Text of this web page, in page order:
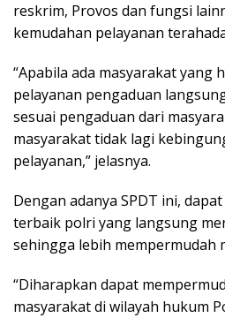
reskrim, Provos dan fungsi
kemudahan pelayanan
“Apabila ada masyarakat yang
pelayanan pengaduan
sesuai pengaduan dari
masyarakat tidak lagi
pelayanan,” jelasnya.
Dengan adanya SPDT ini,
terbaik polri yang langsung
sehingga lebih mempermudah
“Diharapkan dapat
masyarakat di wilayah hukum